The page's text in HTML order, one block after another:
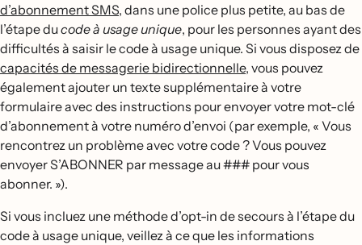
d’abonnement SMS, dans une police plus petite, au bas de
l’étape ducode à usage unique, pour les personnes ayant des
difficultés à saisir le code à usage unique. Si vous disposez de
capacités de messagerie bidirectionnelle, vous pouvez
également ajouter un texte supplémentaire à votre
formulaire avec des instructions pour envoyer votre mot-clé
d’abonnement à votre numéro d’envoi (par exemple, « Vous
rencontrez un problème avec votre code ? Vous pouvez
envoyer S’ABONNER par message au ### pour vous
abonner. »).
Si vous incluez une méthode d’opt-in de secours à l’étape du
code à usage unique, veillez à ce que les informations